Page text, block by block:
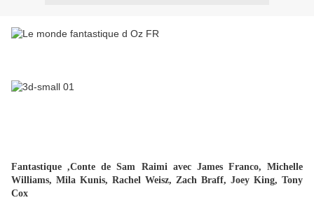
Fantastique ,Conte de Sam Raimi avec James Franco, Michelle
Williams, Mila Kunis, Rachel Weisz, Zach Braff, Joey King, Tony
Cox